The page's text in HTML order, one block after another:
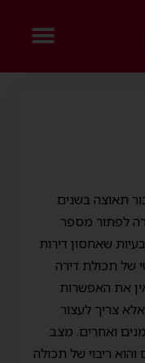
תאוצה בשנים
לפתור מספר
שאחסון דירות
של תכולת דירה
את האפשרות
צריך לעצור
ואחרים. מצב
ריבוי של תכולה